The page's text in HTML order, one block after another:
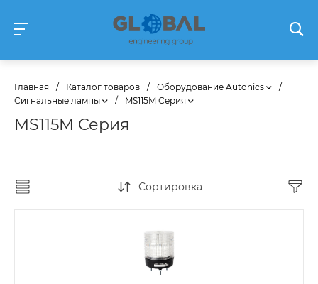
Главная / Каталог товаров / Оборудование Autonics
/
Сигнальные лампы
/ MS115M Серия
MS115M Серия
Сортировка